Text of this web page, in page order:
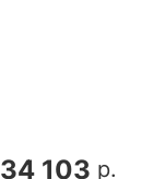
34 103 р.